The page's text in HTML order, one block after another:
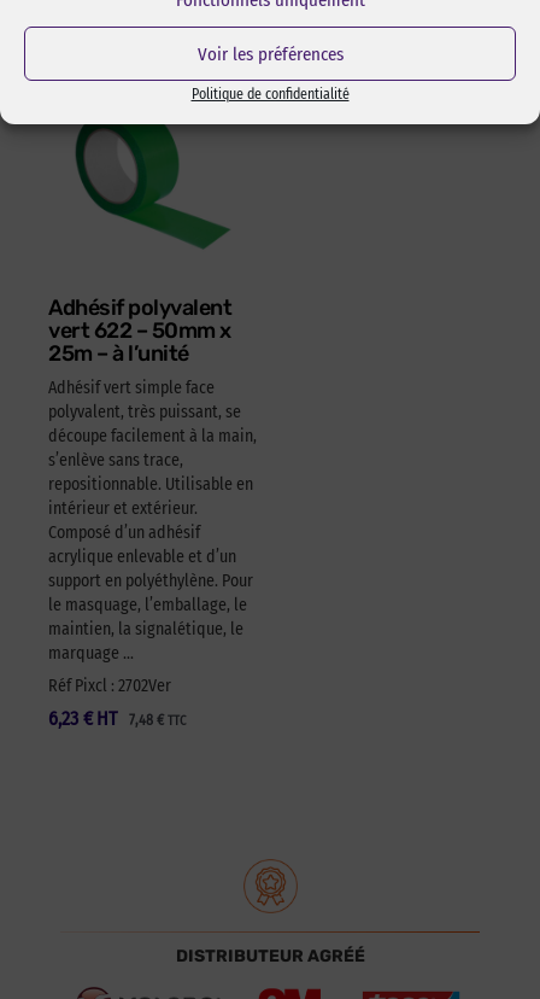
Voir les préférences
Politique de confidentialité
Adhésif polyvalent
vert 622 – 50mm x
25m – à l’unité
Adhésif vert simple face
polyvalent, très puissant, se
découpe facilement à la main,
s’enlève sans trace,
repositionnable. Utilisable en
intérieur et extérieur.
Composé d’un adhésif
acrylique enlevable et d’un
support en polyéthylène. Pour
le masquage, l’emballage, le
maintien, la signalétique, le
marquage …
Réf Pixcl : 2702Ver
6,23 € 7,48 € TTC
HT
DISTRIBUTEUR AGRÉÉ